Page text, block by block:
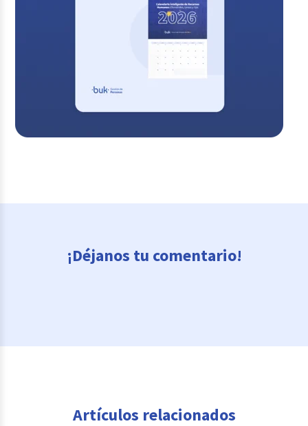
¡Déjanos tu comentario!
Artículos relacionados